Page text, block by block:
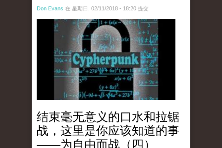
Don Evans 在 星期日, 02/11/2018 - 18:20 提交
wechatimg1424.jpeg
结束毫无意义的口水和拉锯
战，这里是你应该知道的事
——为自由而战（四）